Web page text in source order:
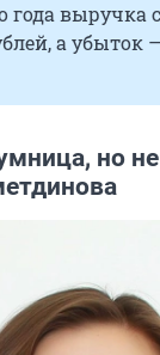
выручка
а убыток
но